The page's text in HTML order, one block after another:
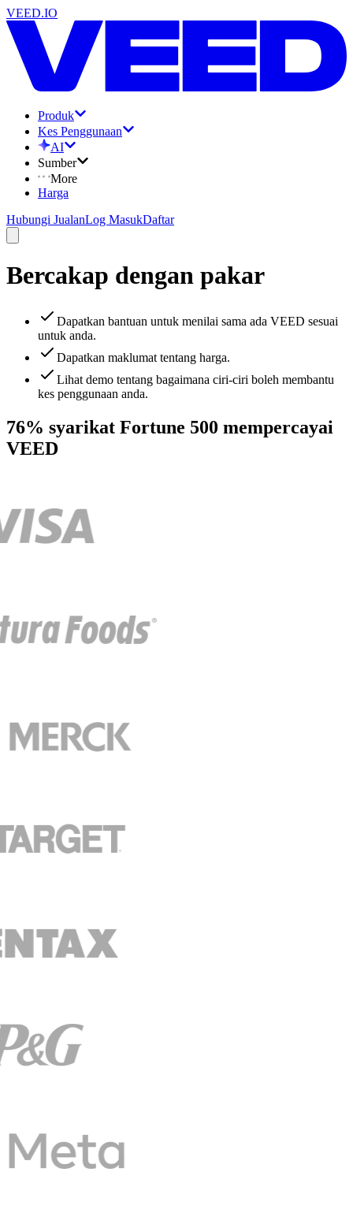
VEED.IO
Produk
Kes Penggunaan
AI
Sumber
More
Harga
Hubungi JualanLog MasukDaftar
Bercakap dengan pakar
Dapatkan bantuan untuk menilai sama ada VEED sesuai
untuk anda.
Dapatkan maklumat tentang harga.
Lihat demo tentang bagaimana ciri-ciri boleh membantu
kes penggunaan anda.
76% syarikat Fortune 500 mempercayai
VEED